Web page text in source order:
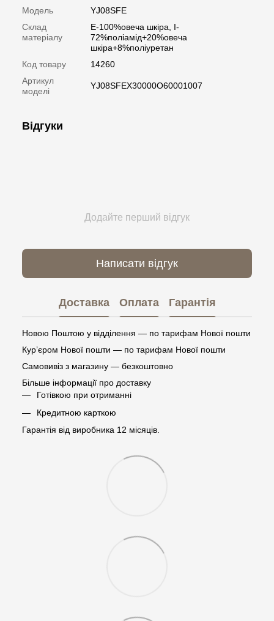
Модель
YJ08SFE
Склад
матеріалу
E-100%овеча шкіра, I-
72%поліамід+20%овеча
шкіра+8%поліуретан
Код товару
14260
Артикул
моделі
YJ08SFEX30000O60001007
Відгуки
Додайте перший відгук
Написати відгук
Доставка Оплата Гарантія
Новою Поштою у відділення — по тарифам Нової пошти
Кур’єром Нової пошти — по тарифам Нової пошти
Самовивіз з магазину — безкоштовно
Більше інформації про доставку
Готівкою при отриманні
Кредитною карткою
Гарантія від виробника 12 місяців.